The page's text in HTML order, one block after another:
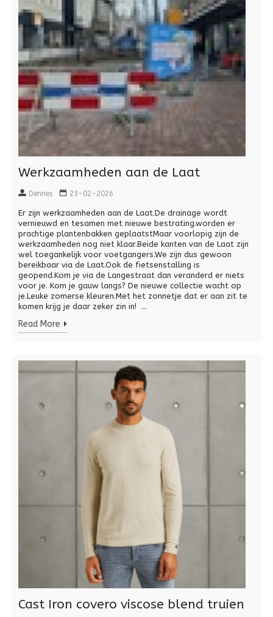
Werkzaamheden aan de Laat
Dennes 23-02-2026
Er zijn werkzaamheden aan de Laat.De drainage wordt
vernieuwd en tesamen met nieuwe bestrating.worden er
prachtige plantenbakken geplaatstMaar voorlopig zijn de
werkzaamheden nog niet klaar.Beide kanten van de Laat zijn
wel toegankelijk voor voetgangers.We zijn dus gewoon
bereikbaar via de Laat.Ook de fietsenstalling is
geopend.Kom je via de Langestraat dan veranderd er niets
voor je. Kom je gauw langs? De nieuwe collectie wacht op
je.Leuke zomerse kleuren.Met het zonnetje dat er aan zit te
komen krijg je daar zeker zin in! ...
Read More
Cast Iron covero viscose blend truien